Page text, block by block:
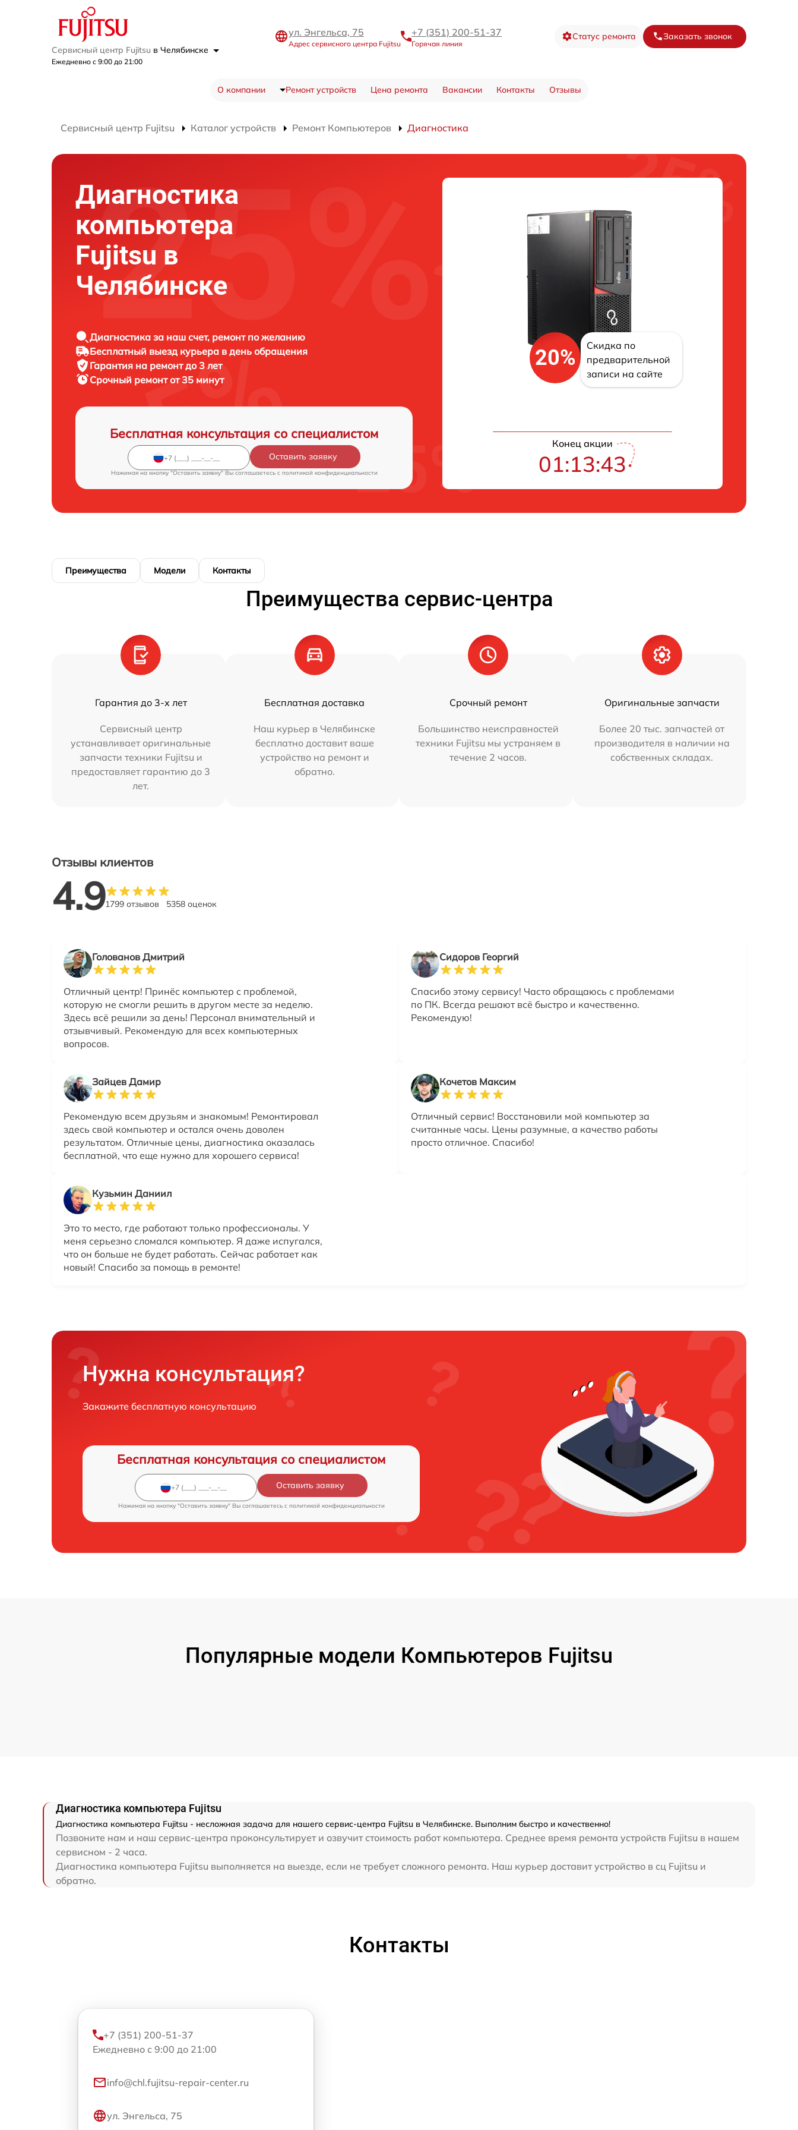
Сервисный центр Fujitsu в Челябинске
Ежедневно с 9:00 до 21:00
ул. Энгельса, 75
Адрес сервисного центра Fujitsu
+7 (351) 200-51-37
Горячая линия
Статус ремонта Заказать звонок
О компании Ремонт устройств Цена ремонта Вакансии Контакты Отзывы
Сервисный центр Fujitsu Каталог устройств Ремонт Компьютеров Диагностика
Диагностика
компьютера
Fujitsu в
Челябинске
Диагностика за наш счет, ремонт по желанию
Бесплатный выезд курьера в день обращения
Гарантия на ремонт до 3 лет
Срочный ремонт от 35 минут
Бесплатная консультация со специалистом
Оставить заявку
Нажимая на кнопку "Оставить заявку" Вы соглашаетесь c политикой конфиденциальности
20%
Скидка по
предварительной
записи на сайте
Конец акции
01:13:42
Преимущества Модели Контакты
Преимущества сервис-центра
Гарантия до 3-х лет
Сервисный центр
устанавливает оригинальные
запчасти техники Fujitsu и
предоставляет гарантию до 3
лет.
Бесплатная доставка
Наш курьер в Челябинске
бесплатно доставит ваше
устройство на ремонт и
обратно.
Срочный ремонт
Большинство неисправностей
техники Fujitsu мы устраняем в
течение 2 часов.
Оригинальные запчасти
Более 20 тыс. запчастей от
производителя в наличии на
собственных складах.
Отзывы клиентов
4.91799 отзывов 5358 оценок
Голованов Дмитрий
Отличный центр! Принёс компьютер с проблемой,
которую не смогли решить в другом месте за неделю.
Здесь всё решили за день! Персонал внимательный и
отзывчивый. Рекомендую для всех компьютерных
вопросов.
Сидоров Георгий
Спасибо этому сервису! Часто обращаюсь с проблемами
по ПК. Всегда решают всё быстро и качественно.
Рекомендую!
Зайцев Дамир
Рекомендую всем друзьям и знакомым! Ремонтировал
здесь свой компьютер и остался очень доволен
результатом. Отличные цены, диагностика оказалась
бесплатной, что еще нужно для хорошего сервиса!
Кочетов Максим
Отличный сервис! Восстановили мой компьютер за
считанные часы. Цены разумные, а качество работы
просто отличное. Спасибо!
Кузьмин Даниил
Это то место, где работают только профессионалы. У
меня серьезно сломался компьютер. Я даже испугался,
что он больше не будет работать. Сейчас работает как
новый! Спасибо за помощь в ремонте!
Нужна консультация?
Закажите бесплатную консультацию
Бесплатная консультация со специалистом
Оставить заявку
Нажимая на кнопку "Оставить заявку" Вы соглашаетесь c политикой конфиденциальности
Популярные модели Компьютеров Fujitsu
Диагностика компьютера Fujitsu
Диагностика компьютера Fujitsu - несложная задача для нашего сервис-центра Fujitsu в Челябинске. Выполним быстро и качественно!
Позвоните нам и наш сервис-центра проконсультирует и озвучит стоимость работ компьютера. Среднее время ремонта устройств Fujitsu в нашем
сервисном - 2 часа.
Диагностика компьютера Fujitsu выполняется на выезде, если не требует сложного ремонта. Наш курьер доставит устройство в сц Fujitsu и
обратно.
Контакты
+7 (351) 200-51-37
Ежедневно с 9:00 до 21:00
info@chl.fujitsu-repair-center.ru
ул. Энгельса, 75